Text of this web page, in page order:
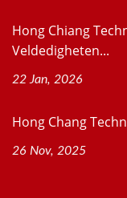
Hong Chiang
Veldedigheten...
22 Jan, 2026
Hong Chang
26 Nov, 2025